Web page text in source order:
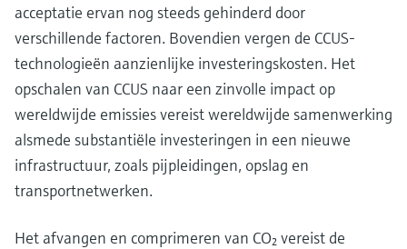
acceptatie ervan nog steeds gehinderd door
verschillende factoren. Bovendien vergen de CCUS-
technologieën aanzienlijke investeringskosten. Het
opschalen van CCUS naar een zinvolle impact op
wereldwijde emissies vereist wereldwijde samenwerking
alsmede substantiële investeringen in een nieuwe
infrastructuur, zoals pijpleidingen, opslag en
transportnetwerken.
Het afvangen en comprimeren van CO₂ vereist de